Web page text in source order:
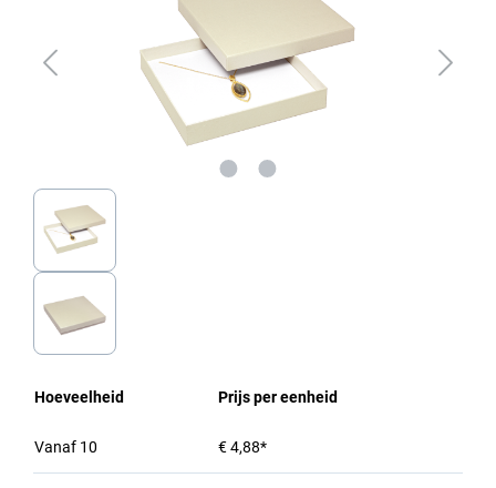
Hoeveelheid Prijs per eenheid
Vanaf 10 € 4,88*